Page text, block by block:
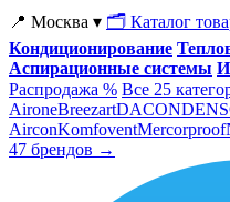
📍 Москва ▾ 🗂 Каталог
Кондиционирование
Аспирационные системы
Распродажа % Все 25
AironeBreezartDACOND
AirconKomfoventMercorproof
47 брендов →